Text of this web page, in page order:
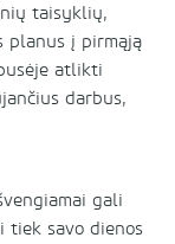
taisyklių,
planus į pirmąją
atlikti
darbus,
gali
savo dienos